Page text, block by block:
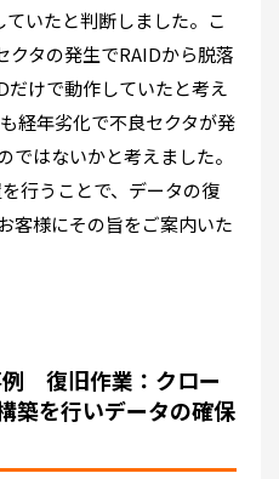
いたと判断しました。こ
タの発生でRAIDから脱落
だけで動作していたと考え
経年劣化で不良セクタが発
ではないかと考えました。
行うことで、データの復
客様にその旨をご案内いた
復旧作業：クロー
築を行いデータの確保